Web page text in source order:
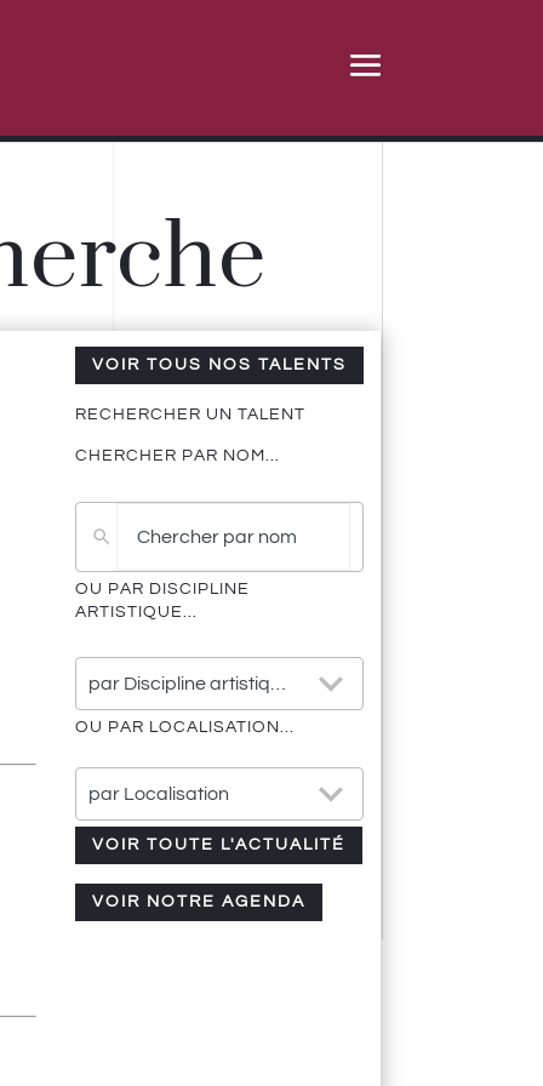
VOIR TOUS NOS TALENTS
RECHERCHER UN TALENT
CHERCHER PAR NOM...
Pas
OU PAR DISCIPLINE
ARTISTIQUE...
par Discipline artistique
results
available
OU PAR LOCALISATION...
par Localisation
results
available
VOIR TOUTE L'ACTUALITÉ
VOIR NOTRE AGENDA